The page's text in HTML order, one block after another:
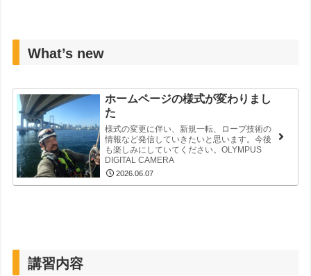
What’s new
ホームページの様式が変わりまし
た
様式の変更に伴い、新規一転、ロープ技術の
情報など発信していきたいと思います。今後
も楽しみにしていてください。OLYMPUS
DIGITAL CAMERA
2026.06.07
講習内容